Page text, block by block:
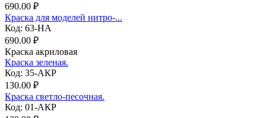
690.00 ₽
Краска для моделей нитро-...
Код: 63-НА
690.00 ₽
Краска акриловая
Краска зеленая.
Код: 35-АКР
130.00 ₽
Краска светло-песочная.
Код: 01-АКР